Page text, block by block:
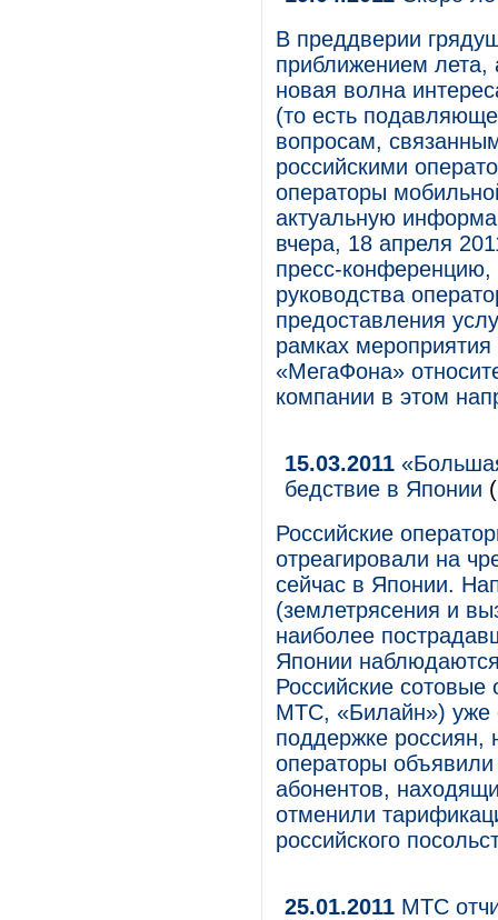
В преддверии
приближением лета,
новая волна
(то есть
вопросам,
российскими
операторы
актуальную
вчера, 18 апреля
пресс-конференцию,
руководства
предоставления
рамках
«МегаФона»
компании в этом
15.03.2011
бедствие в Японии
Российские
отреагировали на
сейчас в Японии.
(землетрясения и
наиболее
Японии
Российские
МТС, «Билайн») уже
поддержке россиян,
операторы
абонентов,
отменили
российского
25.01.2011 МТС